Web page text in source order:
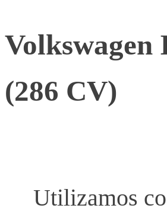
Volkswagen
(286 CV)
Utilizamos